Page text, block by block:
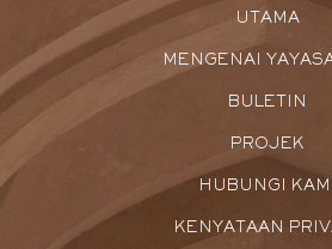
UTAMA
MENGENAI
BULETIN
PROJEK
HUBUNGI
KENYATAAN